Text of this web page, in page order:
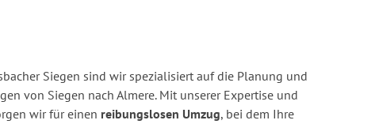
Siegen sind wir spezialisiert auf die Planung und
von Siegen nach Almere. Mit unserer Expertise und
wir für einen reibungslosen Umzug, bei dem Ihre